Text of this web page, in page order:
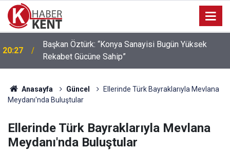
20:27
Başkan Öztürk: “Konya Sanayisi Bugün Yüksek
Rekabet Gücüne Sahip”
Anasayfa Güncel
Ellerinde Türk Bayraklarıyla Mevlana
Meydanı'nda Buluştular
Ellerinde Türk Bayraklarıyla Mevlana
Meydanı'nda Buluştular